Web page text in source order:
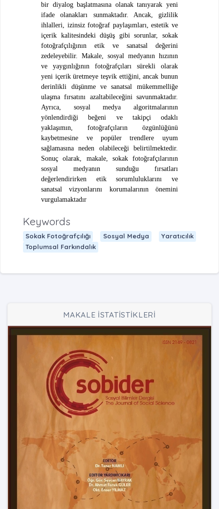
bir diyalog başlatmasına olanak tanıyarak yeni
ifade olanakları sunmaktadır. Ancak, gizlilik
ihlalleri, izinsiz fotoğraf paylaşımları, estetik ve
içerik kalitesindeki düşüş gibi sorunlar, sokak
fotoğrafçılığının etik ve sanatsal değerini
zedeleyebilir. Makale, sosyal medyanın hızının
ve yaygınlığının fotoğrafçıları sürekli olarak
yeni içeriküretmeye teşvik ettiğini, ancak bunun
derinlikli düşünme ve sanatsal mükemmelliğe
ulaşma fırsatını azaltabileceğini savunmaktadır.
Ayrıca, sosyal medya algoritmalarının
yönlendirdiği beğeni ve takipçi odaklı
yaklaşımın, fotoğrafçıların özgünlüğünü
kaybetmesine ve popüler trendlere uyum
sağlamasına neden olabileceği belirtilmektedir.
Sonuç olarak, makale, sokak fotoğrafçılarının
sosyal medyanın sunduğu fırsatları
değerlendirirken etik sorumluluklarını ve
sanatsal vizyonlarını korumalarının önemini
vurgulamaktadır
Keywords
Sokak Fotoğrafçılığı Sosyal Medya
Yaratıcılık
Toplumsal Farkındalık
MAKALE İSTATİSTİKLERİ